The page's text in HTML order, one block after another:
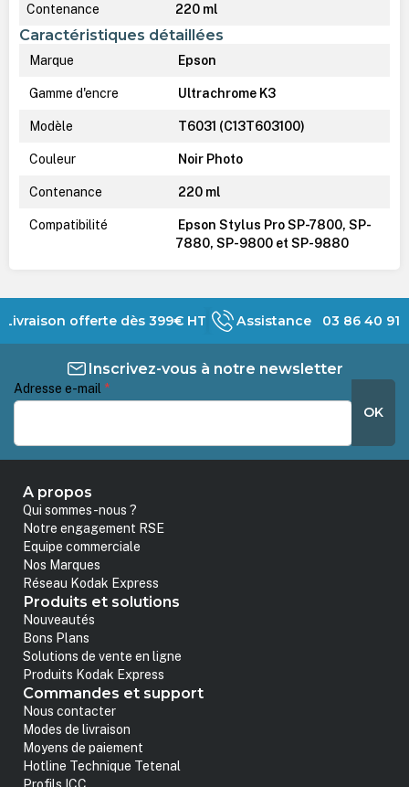
Contenance 220 ml
Caractéristiques détaillées
Marque Epson
Gamme d'encre Ultrachrome K3
Modèle T6031 (C13T603100)
Couleur Noir Photo
Contenance 220 ml
Compatibilité
Epson Stylus Pro SP-7800, SP-
7880, SP-9800 et SP-9880
Livraison offerte dès 399€ HT Assistance 03 86 40 91
Inscrivez-vous à notre newsletter
Adresse e-mail *
OK
A propos
Qui sommes-nous ?
Notre engagement RSE
Equipe commerciale
Nos Marques
Réseau Kodak Express
Produits et solutions
Nouveautés
Bons Plans
Solutions de vente en ligne
Produits Kodak Express
Commandes et support
Nous contacter
Modes de livraison
Moyens de paiement
Hotline Technique Tetenal